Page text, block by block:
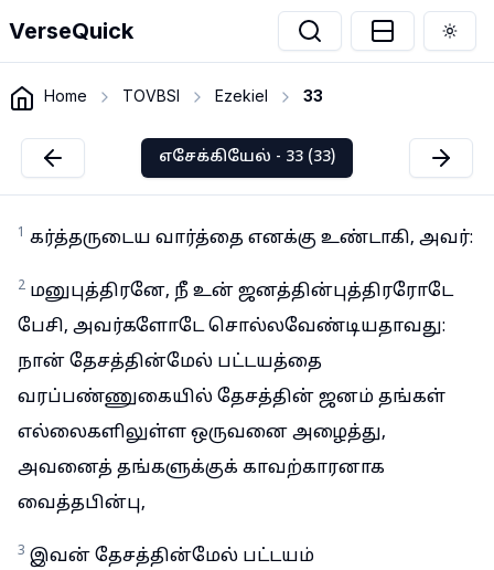
VerseQuick
Home TOVBSI Ezekiel 33
எசேக்கியேல் - 33 (33)
1 கர்த்தருடைய வார்த்தை எனக்கு உண்டாகி, அவர்:
2 மனுபுத்திரனே, நீ உன் ஜனத்தின்புத்திரரோடே
பேசி, அவர்களோடே சொல்லவேண்டியதாவது:
நான் தேசத்தின்மேல் பட்டயத்தை
வரப்பண்ணுகையில் தேசத்தின் ஜனம் தங்கள்
எல்லைகளிலுள்ள ஒருவனை அழைத்து,
அவனைத் தங்களுக்குக் காவற்காரனாக
வைத்தபின்பு,
3 இவன் தேசத்தின்மேல் பட்டயம்